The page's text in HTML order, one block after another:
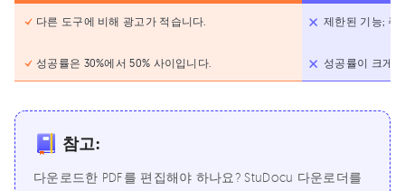
다른 도구에 비해 광고가 적습니다.
성공률은 30%에서 50% 사이입니다.
제한된 기능; 주
성공률이 크게
참고:
다운로드한 PDF를 편집해야 하나요? StuDocu 다운로더를